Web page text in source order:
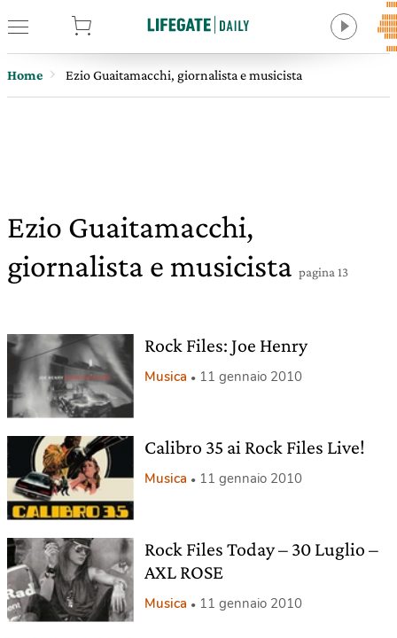
Home Ezio Guaitamacchi, giornalista e musicista
Ezio Guaitamacchi,
giornalista e musicista pagina 13
Rock Files: Joe Henry
Musica 11 gennaio 2010
Calibro 35 ai Rock Files Live!
Musica 11 gennaio 2010
Rock Files Today – 30 Luglio –
AXL ROSE
Musica 11 gennaio 2010